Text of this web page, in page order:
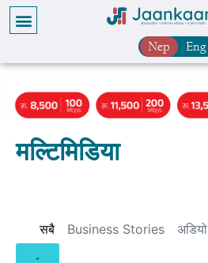
Nep Eng
मल्टिमिडिया
Business Stories अडियो
सबै
×